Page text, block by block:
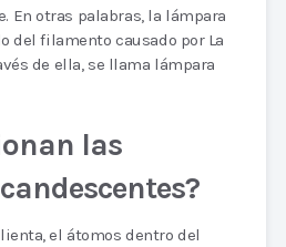
En otras palabras, la lámpara
del filamento causado por La
de ella, se llama lámpara
las
el átomos dentro del